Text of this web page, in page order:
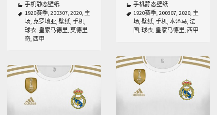
手机静态壁纸
1920赛季, 200307, 2020, 主
场, 克罗地亚, 壁纸, 手机,
球衣, 皇家马德里, 莫德里
奇, 西甲
手机静态壁纸
1920赛季, 200307, 2020, 主
场, 壁纸, 手机, 本泽马, 法
国, 球衣, 皇家马德里, 西甲